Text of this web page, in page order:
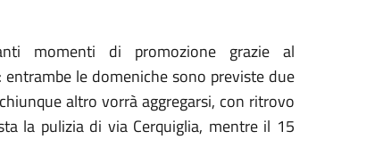
momenti di promozione grazie al
: entrambe le domeniche sono previste due
altro vorrà aggregarsi, con ritrovo
la pulizia di via Cerquiglia, mentre il 15